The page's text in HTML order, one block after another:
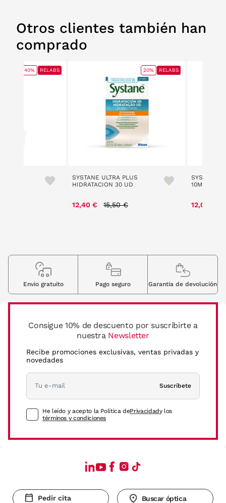
Otros clientes también han
comprado
40% RELABS
SYSTANE ULTRA PLUS
HIDRATACION 30 UD
12,40 € 15,50 €
20% RELABS
SYSTANE
10ML
12,00 €
Consigue 10% de descuento por suscribirte a
nuestra Newsletter
Recibe promociones exclusivas, ventas privadas y
novedades
Suscríbete
He leído y acepto la Política dePrivacidady los
términos y condiciones
Envio gratuito Pago seguro Garantia de devolución
Pedir cita Buscar óptica